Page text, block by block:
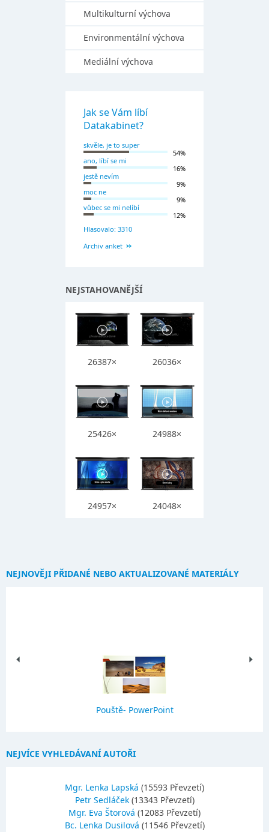
Multikulturní výchova
Environmentální výchova
Mediální výchova
Jak se Vám líbí
Datakabinet?
skvěle, je to super
54%
ano, líbí se mi
16%
jestě nevím
9%
moc ne
9%
vůbec se mi nelíbí
12%
Hlasovalo: 3310
Archiv anket
NEJSTAHOVANĚJŠÍ
26387× 26036×
25426× 24988×
24957× 24048×
NEJNOVĚJI PŘIDANÉ NEBO AKTUALIZOVANÉ MATERIÁLY
Pouště- PowerPoint
NEJVÍCE VYHLEDÁVANÍ AUTOŘI
Mgr. Lenka Lapská (15593 Převzetí)
Petr Sedláček (13343 Převzetí)
Mgr. Eva Štorová (12083 Převzetí)
Bc. Lenka Dusilová (11546 Převzetí)